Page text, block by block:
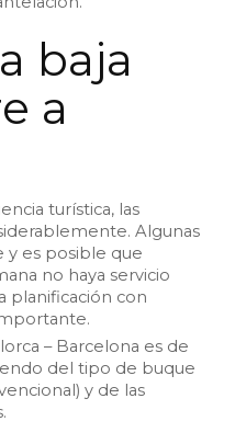
baja
a
turística, las
Algunas
y es posible que
no haya servicio
planificación con
– Barcelona es de
del tipo de buque
y de las